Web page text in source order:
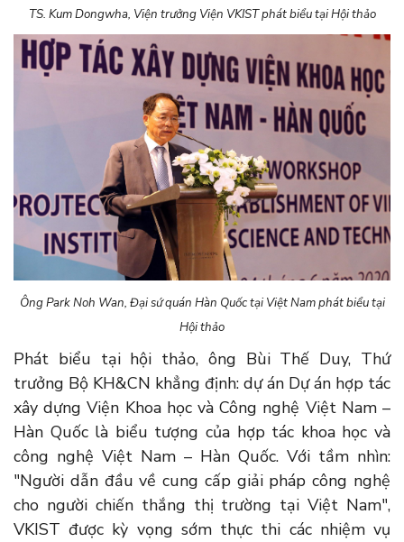
TS. Kum Dongwha, Viện trưởng Viện VKIST phát biểu tại Hội thảo
Ông Park Noh Wan, Đại sứ quán Hàn Quốc tại Việt Nam phát biểu tại
Hội thảo
Phát biểu tại hội thảo, ông Bùi Thế Duy, Thứ
trưởng Bộ KH&CN khẳng định: dự án Dự án hợp tác
xây dựng Viện Khoa học và Công nghệ Việt Nam –
Hàn Quốc là biểu tượng của hợp tác khoa học và
công nghệ Việt Nam – Hàn Quốc. Với tầm nhìn:
"Người dẫn đầu về cung cấp giải pháp công nghệ
cho người chiến thắng thị trường tại Việt Nam",
VKIST được kỳ vọng sớm thực thi các nhiệm vụ